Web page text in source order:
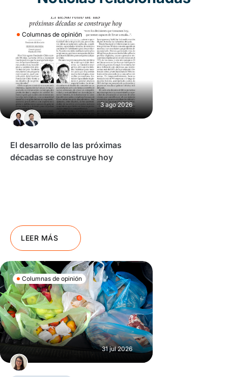
Columnas de opinión
3 ago 2026
El desarrollo de las próximas
décadas se construye hoy
LEER MÁS
Columnas de opinión
31 jul 2026